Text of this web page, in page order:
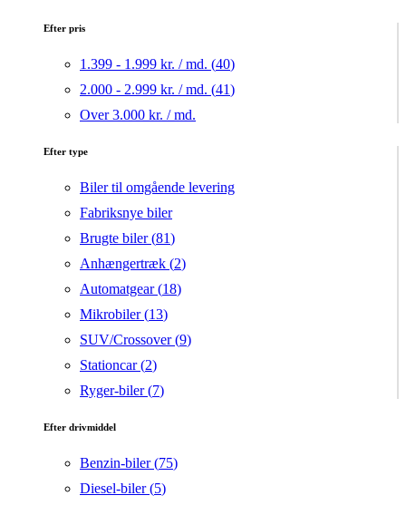
Efter pris
1.399 - 1.999 kr. / md. (40)
2.000 - 2.999 kr. / md. (41)
Over 3.000 kr. / md.
Efter type
Biler til omgående levering
Fabriksnye biler
Brugte biler (81)
Anhængertræk (2)
Automatgear (18)
Mikrobiler (13)
SUV/Crossover (9)
Stationcar (2)
Ryger-biler (7)
Efter drivmiddel
Benzin-biler (75)
Diesel-biler (5)